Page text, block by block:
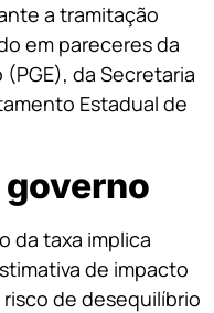
a tramitação
em pareceres da
da Secretaria
Estadual de
da taxa implica
de impacto
de desequilíbrio